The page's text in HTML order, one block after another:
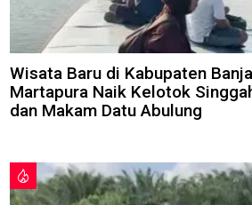
Wisata Baru di Kabupaten
Martapura Naik Kelotok
dan Makam Datu Abulung